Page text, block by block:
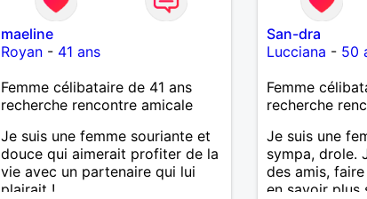
maeline
Royan- 41 ans
Femme célibataire de 41 ans
recherche rencontre amicale
Je suis une femme souriante et
douce qui aimerait profiter de la
vie avec un partenaire qui lui
plairait !
San-dra
Lucciana - 50
Femme
recherche
Je suis une
sympa, drole.
des amis,
en savoir plus